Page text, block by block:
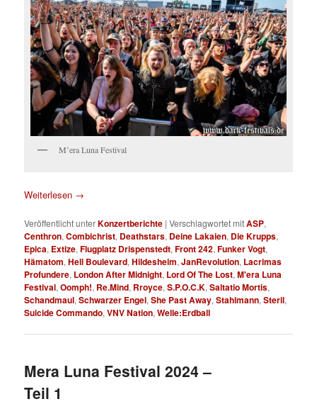
M’era Luna Festival
Weiterlesen →
Veröffentlicht unterKonzertberichte |Verschlagwortet mitASP,
Centhron,Combichrist, Deathstars, Deine Lakaien, Die Krupps,
Epica, Extize,Flugplatz Drispenstedt,Front 242,Funker Vogt,
Hämatom,Hell Boulevard,Hildesheim,JanRevolution, Lacrimas
Profundere, London After Midnight, Lord Of The Lost,M'era Luna
Festival,Oomph!, Re.Mind, Rroyce,S.P.O.C.K,Saltatio Mortis,
Schandmaul,Schwarzer Engel,She Past Away,Stahlmann,Steril,
Suicide Commando,VNV Nation,Welle:Erdball
Mera Luna Festival 2024 –
Teil 1